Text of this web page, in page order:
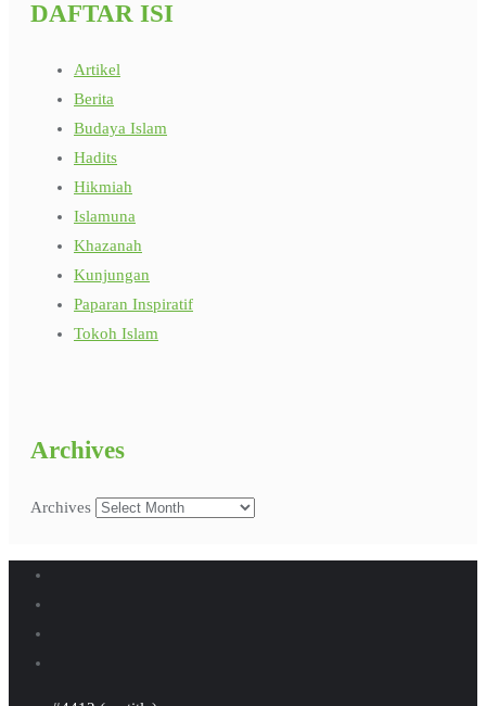
DAFTAR ISI
Artikel
Berita
Budaya Islam
Hadits
Hikmiah
Islamuna
Khazanah
Kunjungan
Paparan Inspiratif
Tokoh Islam
Archives
Archives